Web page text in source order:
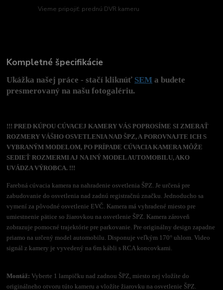
Vieme pripojiť: prednú DVR kameru
Kompletné špecifikácie
Ukážka našej práce - stačí kliknúť SEM a budete
presmerovaný na našu fotogalériu.
!!! PRED KÚPOU CÚVACEJ KAMERY VÁS POPROSÍME SI ZMERAŤ
ROZMERY VÁŠHO OSVETLENIA NAD ŠPZ, A POROVNAJTE ICH S
VYBRANÝM MODELOM, PO PRÍPADE CÚVACIA KAMERA MÔŽE
SEDIEŤ ROZMERMI AJ NA INÝ MODEL AUTOMOBILU, AKO
UVÁDZA VÝROBCA. !!!
Farebná cúvacia kamera na nahradenie osvetlenia ŠPZ. Je určená pre
zabudovanie do osvetlenia nad zadnú registračnú značku. Jednoducho sa
vymení za pôvodné osvetlenie EVČ. Kamera má vyhradené miesto pre
umiestnenie pätice so žiarovkou na osvetlenie ŠPZ. Kamera zároveň
zobrazuje pomocné trajektórie pre parkovanie. Pre originálny design zapadne
priamo na určený model automobilu. Disponuje veľkým 170° uhlom. Video
signál z kamery je vyvedený na 6m kábli s RCA koncovkami.
Montáž: Vyberte 1 lampičku nad zadnou ŠPZ, miesto nej vložíte do
originálneho otvoru túto kameru a vložíte žiarovku na osvetlenie ŠPZ.